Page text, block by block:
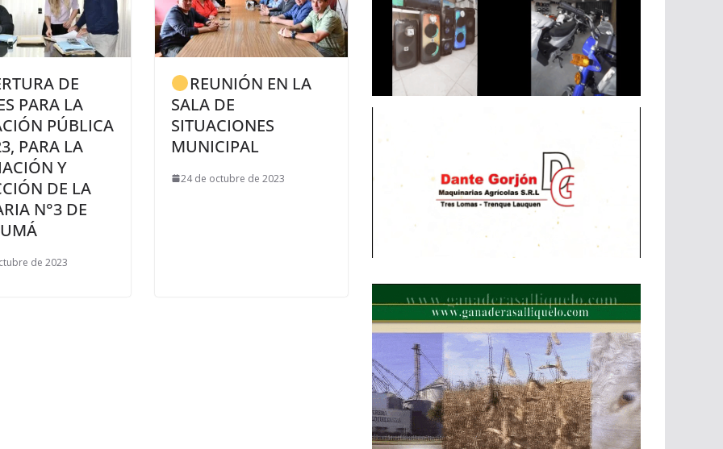
DE
PARA LA
PÚBLICA
PARA LA
Y
DE LA
N°3 DE
de 2023
REUNIÓN EN LA
SALA DE
SITUACIONES
MUNICIPAL
24 de octubre de 2023